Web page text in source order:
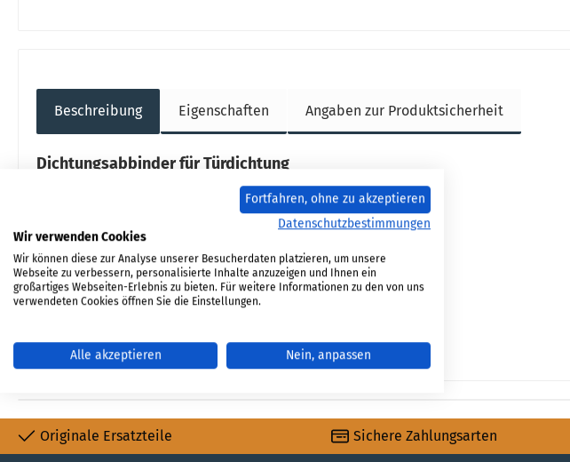
Beschreibung Eigenschaften Angaben zur Produktsicherheit
Dichtungsabbinder für Türdichtung
Verhindert das Ausfransen der Dichtungsenden.
Maße 100 x 25 mm pro Steifen
feuerfester Abbinder
Originale Ersatzteile Sichere Zahlungsarten
Fortfahren, ohne zu akzeptieren
Datenschutzbestimmungen
Wir verwenden Cookies
Wir können diese zur Analyse unserer Besucherdaten platzieren, um unsere
Webseite zu verbessern, personalisierte Inhalte anzuzeigen und Ihnen ein
großartiges Webseiten-Erlebnis zu bieten. Für weitere Informationen zu den von uns
verwendeten Cookies öffnen Sie die Einstellungen.
Alle akzeptieren Nein, anpassen